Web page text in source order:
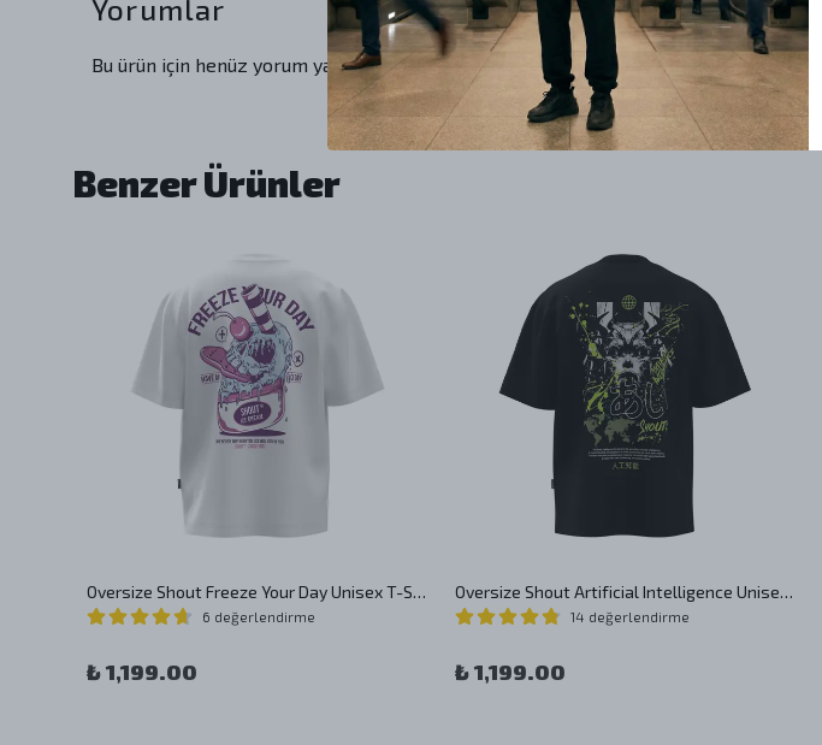
Yorumlar
Bu ürün için henüz yorum yapılmamış.
Benzer Ürünler
Oversize Shout Freeze Your Day Unisex T-Shirt
6 değerlendirme
₺ 1,199.00
Oversize Shout Artificial Intelligence Unisex T-Shirt
14 değerlendirme
₺ 1,199.00